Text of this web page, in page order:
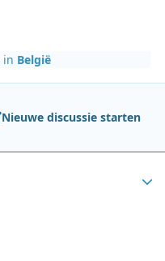
in België
Nieuwe discussie starten